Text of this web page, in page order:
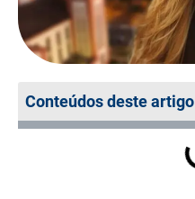
Conteúdos deste artigo